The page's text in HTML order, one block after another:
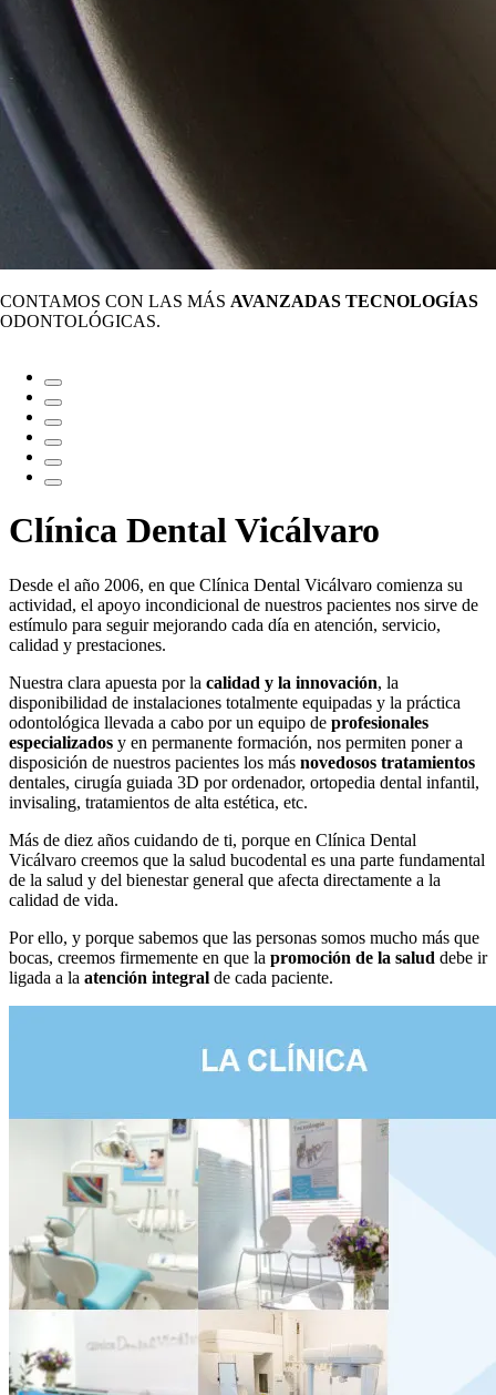
CONTAMOS CON LAS MÁS AVANZADAS TECNOLOGÍAS
ODONTOLÓGICAS.
Clínica Dental Vicálvaro
Desde el año 2006, en que Clínica Dental Vicálvaro comienza su
actividad, el apoyo incondicional de nuestros pacientes nos sirve de
estímulo para seguir mejorando cada día en atención, servicio,
calidad y prestaciones.
Nuestra clara apuesta por la calidad y la innovación, la
disponibilidad de instalaciones totalmente equipadas y la práctica
odontológica llevada a cabo por un equipo de profesionales
especializados y en permanente formación, nos permiten poner a
disposición de nuestros pacientes los más novedosos tratamientos
dentales, cirugía guiada 3D por ordenador, ortopedia dental infantil,
invisaling, tratamientos de alta estética, etc.
Más de diez años cuidando de ti, porque en Clínica Dental
Vicálvaro creemos que la salud bucodental es una parte fundamental
de la salud y del bienestar general que afecta directamente a la
calidad de vida.
Por ello, y porque sabemos que las personas somos mucho más que
bocas, creemos firmemente en que la promoción de la salud debe ir
ligada a la atención integral de cada paciente.